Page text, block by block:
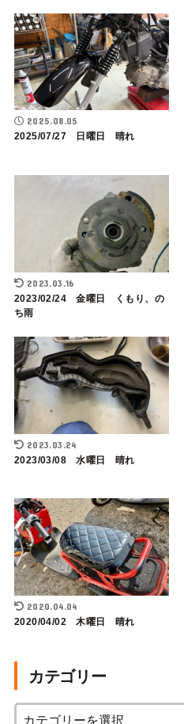
2025.08.05
2025/07/27 日曜日 晴れ
2023.03.16
2023/02/24 金曜日 くもり、の
ち雨
2023.03.24
2023/03/08 水曜日 晴れ
2020.04.04
2020/04/02 木曜日 晴れ
カテゴリー